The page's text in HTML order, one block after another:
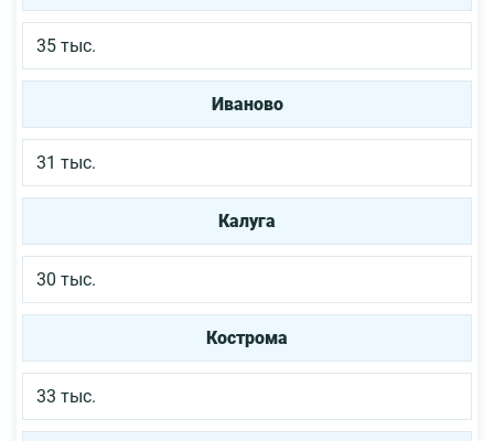
35 тыс.
Иваново
31 тыс.
Калуга
30 тыс.
Кострома
33 тыс.